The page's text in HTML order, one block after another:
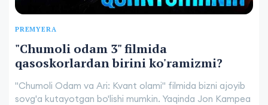
PREMYERA
"Chumoli odam 3" filmida
qasoskorlardan birini ko'ramizmi?
"Chumoli Odam va Ari: Kvant olami" filmida bizni ajoyib
sovg'a kutayotgan bo'lishi mumkin. Yaqinda Jon Kampea